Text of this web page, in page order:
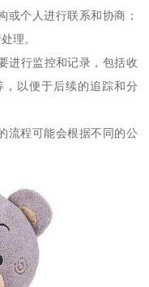
或个人进行联系和协商；
理。
进行监控和记录，包括收
以便于后续的追踪和分
流程可能会根据不同的公